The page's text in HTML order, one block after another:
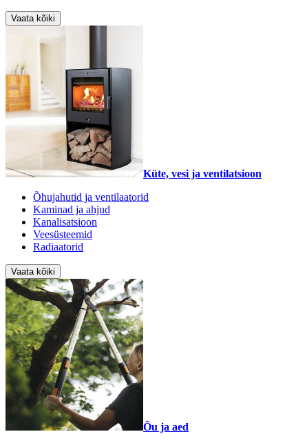
Vaata kõiki
Küte, vesi ja ventilatsioon
Õhujahutid ja ventilaatorid
Kaminad ja ahjud
Kanalisatsioon
Veesüsteemid
Radiaatorid
Vaata kõiki
Õu ja aed